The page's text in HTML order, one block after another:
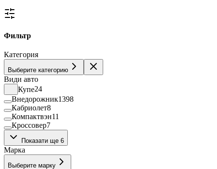
Фильтр
Категория
Выберите категорию
Види авто
Купе24
Внедорожник1398
Кабриолет8
Компактвэн11
Кроссовер7
Лифтбек
Минивэн39
Пикап
Показати ще 6
Марка
Выберите марку